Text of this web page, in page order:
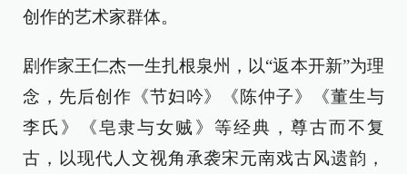
创作的艺术家群体。
剧作家王仁杰一生扎根泉州，以“返本开新”为理
念，先后创作《节妇吟》《陈仲子》《董生与
李氏》《皂隶与女贼》等经典，尊古而不复
古，以现代人文视角承袭宋元南戏古风遗韵，